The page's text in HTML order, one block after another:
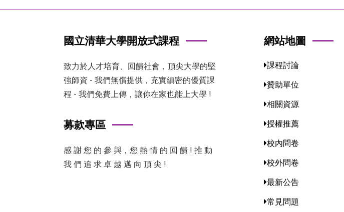
國立清華大學開放式課程
致力於人才培育、回饋社會，頂尖大學的堅
強師資 - 我們無償提供，充實縝密的優質課
程 - 我們免費上傳，讓你在家也能上大學 !
募款專區
感 謝 您 的 參 與，您 熱 情 的 回 饋 ! 推 動
我 們 追 求 卓 越 邁 向 頂 尖 !
網站地圖
課程討論
贊助單位
相關資源
授權推薦
校內問卷
校外問卷
最新公告
常見問題